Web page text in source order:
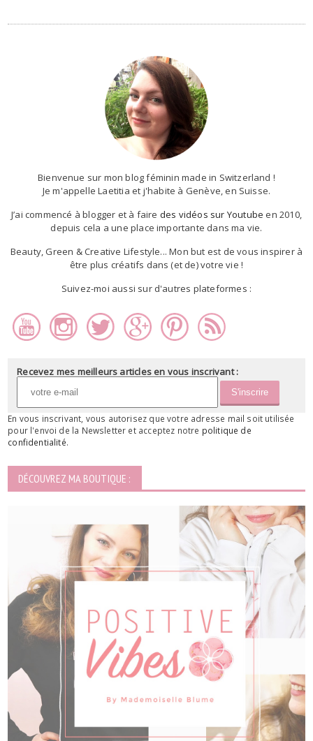
Bienvenue sur mon blog féminin made in Switzerland !
Je m'appelle Laetitia et j'habite à Genève, en Suisse.
J’ai commencé à blogger et à faire des vidéos sur Youtube en 2010,
depuis cela a une place importante dans ma vie.
Beauty, Green & Creative Lifestyle... Mon but est de vous inspirer à
être plus créatifs dans (et de) votre vie !
Suivez-moi aussi sur d'autres plateformes :
Recevez mes meilleurs articles en vous inscrivant :
En vous inscrivant, vous autorisez que votre adresse mail soit utilisée
pour l'envoi de la Newsletter et acceptez notre politique de
confidentialité.
DÉCOUVREZ MA BOUTIQUE :